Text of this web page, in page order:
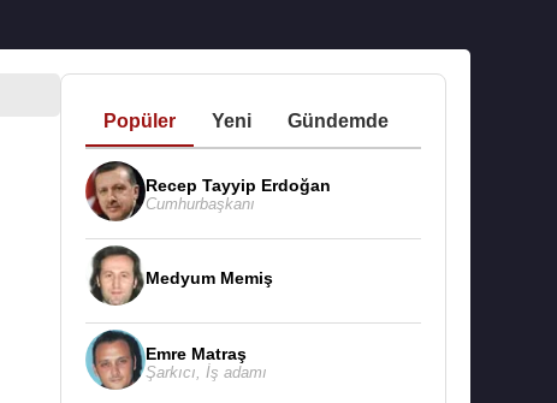
Popüler Yeni Gündemde
Recep Tayyip Erdoğan
Cumhurbaşkanı
Medyum Memiş
Emre Matraş
Şarkıcı İş adamı